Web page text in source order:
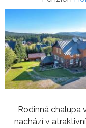
Rodinná chalupa
nachází v